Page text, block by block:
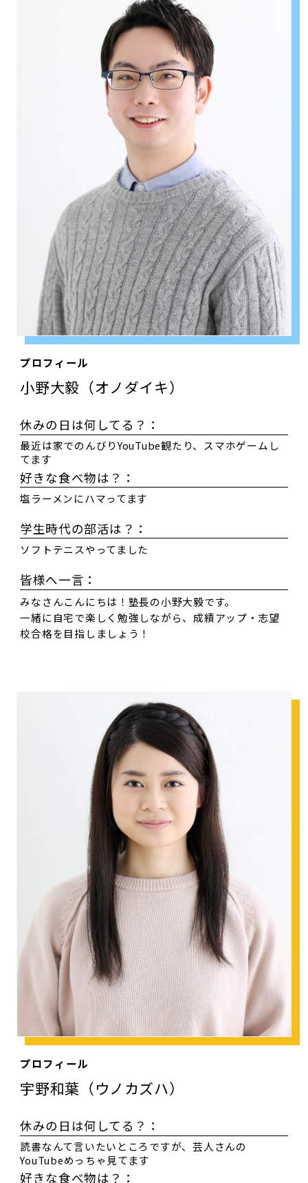
プロフィール
小野大毅（オノダイキ）
休みの日は何してる？：
最近は家でのんびりYouTube観たり、スマホゲームし
てます
好きな食べ物は？：
塩ラーメンにハマってます
学生時代の部活は？：
ソフトテニスやってました
皆様へ一言：
みなさんこんにちは！塾長の小野大毅です。
一緒に自宅で楽しく勉強しながら、成績アップ・志望
校合格を目指しましょう！
プロフィール
宇野和葉（ウノカズハ）
休みの日は何してる？：
読書なんて言いたいところですが、芸人さんの
YouTubeめっちゃ見てます
好きな食べ物は？：